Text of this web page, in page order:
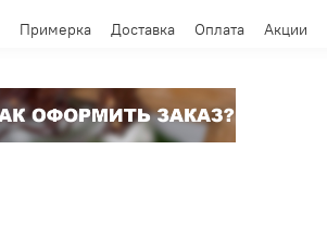
Примерка Доставка Оплата Акции